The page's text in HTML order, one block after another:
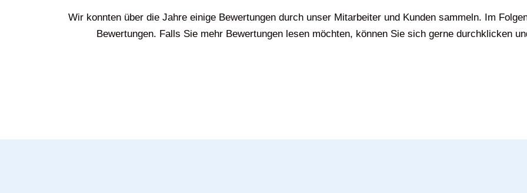
Wir konnten über die Jahre einige Bewertungen durch unser Mitarbeiter und Kunden sammeln. Im
Bewertungen. Falls Sie mehr Bewertungen lesen möchten, können Sie sich gerne durchklicken